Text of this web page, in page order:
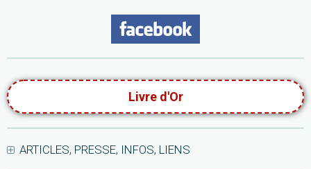
Livre d'Or
ARTICLES, PRESSE, INFOS, LIENS